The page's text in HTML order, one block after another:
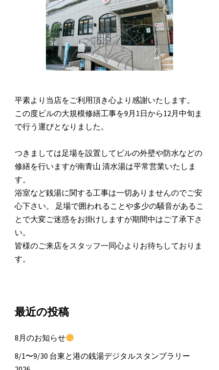
平素より当店をご利用頂き心より感謝いたします。
この度ビルの大規模修繕工事を9月1日から12月中旬ま
で行う運びとなりました。
つきましては足場を設置してビルの外壁や防水などの
修繕を行いますが南青山 清水湯は平常営業いたしま
す。
浴室など銭湯に関する工事は一切ありませんのでご安
心下さい。 足場で囲われることや多少の騒音があるこ
とで大変ご迷惑をお掛けしますが期間中はご了承下さ
い。
皆様のご来店をスタッフ一同心よりお待ちしておりま
す。
最近の投稿
8月のお知らせ
8/1〜9/30 台東と港の銭湯デジタルスタンプラリー